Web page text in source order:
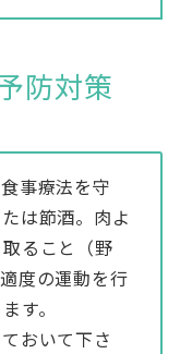
防対策
事療法を守
は節酒。肉よ
ること（野
度の運動を行
す。
おいて下さ